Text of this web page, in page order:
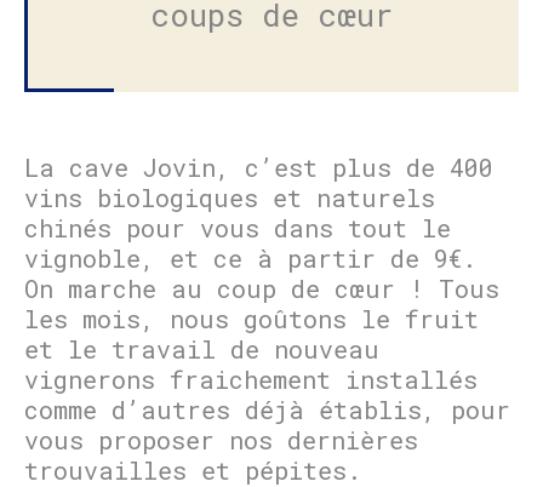
coups de cœur
La cave Jovin, c’est plus de 400
vins biologiques et naturels
chinés pour vous dans tout le
vignoble, et ce à partir de 9€.
On marche au coup de cœur ! Tous
les mois, nous goûtons le fruit
et le travail de nouveau
vignerons fraichement installés
comme d’autres déjà établis, pour
vous proposer nos dernières
trouvailles et pépites.